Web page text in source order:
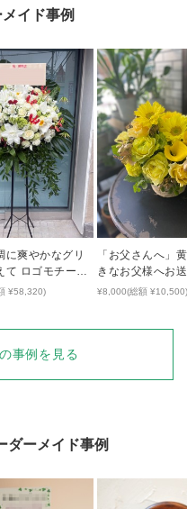
イド事例
に爽やかなグリ
て ロゴモチーフ
隠れた開店祝い
¥58,320)
「お父さんへ」
きなお父様へお
気の出るアレン
¥8,000(総額
事例を見る
ダーメイド事例